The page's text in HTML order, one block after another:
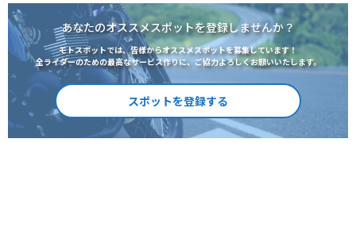
あなたのオススメスポットを登録しませんか？
モトスポットでは、皆様からオススメスポットを募集しています！
全ライダーのための最高なサービス作りに、ご協力よろしくお願いいたします。
スポットを登録する